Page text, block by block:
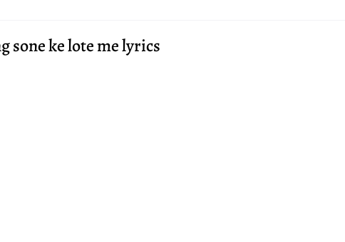
sone ke lote me lyrics